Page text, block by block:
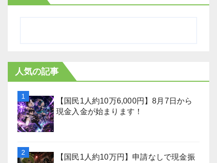
人気の記事
【国民1人約10万6,000円】8月7日から
現金入金が始まります！
【国民1人約10万円】申請なしで現金振